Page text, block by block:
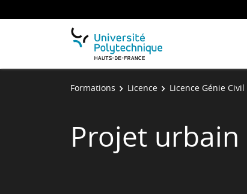
Formations Licence Licence Génie
Projet